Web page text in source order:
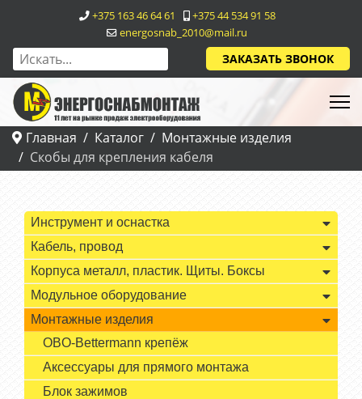
+375 163 46 64 61
+375 44 534 91 58
energosnab_2010@mail.ru
ЗАКАЗАТЬ ЗВОНОК
Главная Каталог
Монтажные изделия
Скобы для крепления кабеля
Инструмент и оснастка
Кабель, провод
Корпуса металл, пластик. Щиты. Боксы
Модульное оборудование
Монтажные изделия
OBO-Bettermann крепёж
Аксессуары для прямого монтажа
Блок зажимов